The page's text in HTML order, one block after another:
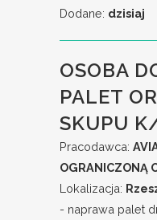
Dodane: dzisiaj
OSOBA
PALET
SKUPU
Pracodawca:
OGRANICZONĄ
Lokalizacja:
- naprawa palet